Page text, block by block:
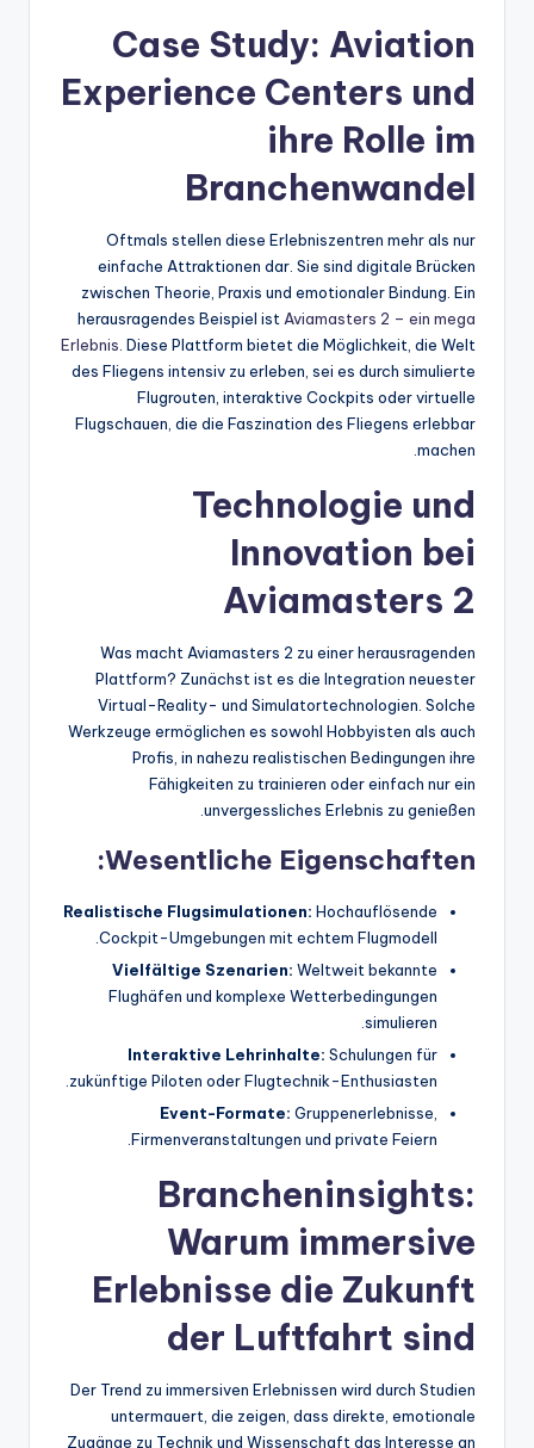
Case Study: Aviation
Experience Centers und
ihre Rolle im
Branchenwandel
Oftmals stellen diese Erlebniszentren mehr als nur
einfache Attraktionen dar. Sie sind digitale Brücken
zwischen Theorie, Praxis und emotionaler Bindung. Ein
herausragendes Beispiel ist Aviamasters 2 – ein mega
Erlebnis . Diese Plattform bietet die Möglichkeit, die Welt
des Fliegens intensiv zu erleben, sei es durch simulierte
Flugrouten, interaktive Cockpits oder virtuelle
Flugschauen, die die Faszination des Fliegens erlebbar
machen.
Technologie und
Innovation bei
Aviamasters 2
Was macht Aviamasters 2 zu einer herausragenden
Plattform? Zunächst ist es die Integration neuester
Virtual-Reality- und Simulatortechnologien. Solche
Werkzeuge ermöglichen es sowohl Hobbyisten als auch
Profis, in nahezu realistischen Bedingungen ihre
Fähigkeiten zu trainieren oder einfach nur ein
unvergessliches Erlebnis zu genießen.
Wesentliche Eigenschaften:
Realistische Flugsimulationen: Hochauflösende
Cockpit-Umgebungen mit echtem Flugmodell.
Vielfältige Szenarien: Weltweit bekannte
Flughäfen und komplexe Wetterbedingungen
simulieren.
Interaktive Lehrinhalte: Schulungen für
zukünftige Piloten oder Flugtechnik-Enthusiasten.
Event-Formate: Gruppenerlebnisse,
Firmenveranstaltungen und private Feiern.
Brancheninsights:
Warum immersive
Erlebnisse die Zukunft
der Luftfahrt sind
Der Trend zu immersiven Erlebnissen wird durch Studien
untermauert, die zeigen, dass direkte, emotionale
Zugänge zu Technik und Wissenschaft das Interesse an